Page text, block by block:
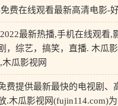
费在线观看最新高清电影-
最新热播,手机在线观看
，综艺，搞笑，直播. 木瓜
瓜影视网
费提供最新最快的电视剧
.木瓜影视网(fujin114.com)